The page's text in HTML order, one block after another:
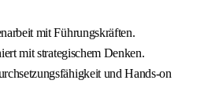
mit Führungskräften.
mit strategischem Denken.
und Hands-on